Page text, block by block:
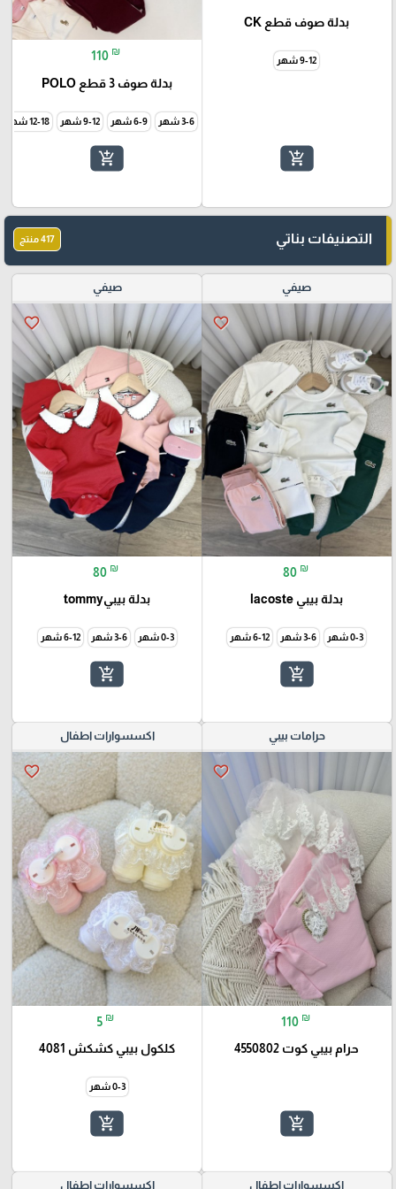
بدلة صوف قطع CK
9-12 شهر
add_shopping_cart
110 ₪
بدلة صوف 3 قطع POLO
3-6 شهر 6-9 شهر 9-12 شهر 12-18 شهر
add_shopping_cart
التصنيفات بناتي 417 منتج
صيفي
favorite_border
80 ₪
بدلة بيبي lacoste
0-3 شهر 3-6 شهر 6-12 شهر
add_shopping_cart
صيفي
favorite_border
80 ₪
بدلة بيبيtommy
0-3 شهر 3-6 شهر 6-12 شهر
add_shopping_cart
حرامات بيبي
favorite_border
110 ₪
حرام بيبي كوت 4550802
add_shopping_cart
اكسسوارات اطفال
favorite_border
5 ₪
كلكول بيبي كشكش 4081
0-3 شهر
add_shopping_cart
اكسسوارات اطفال اكسسوارات اطفال